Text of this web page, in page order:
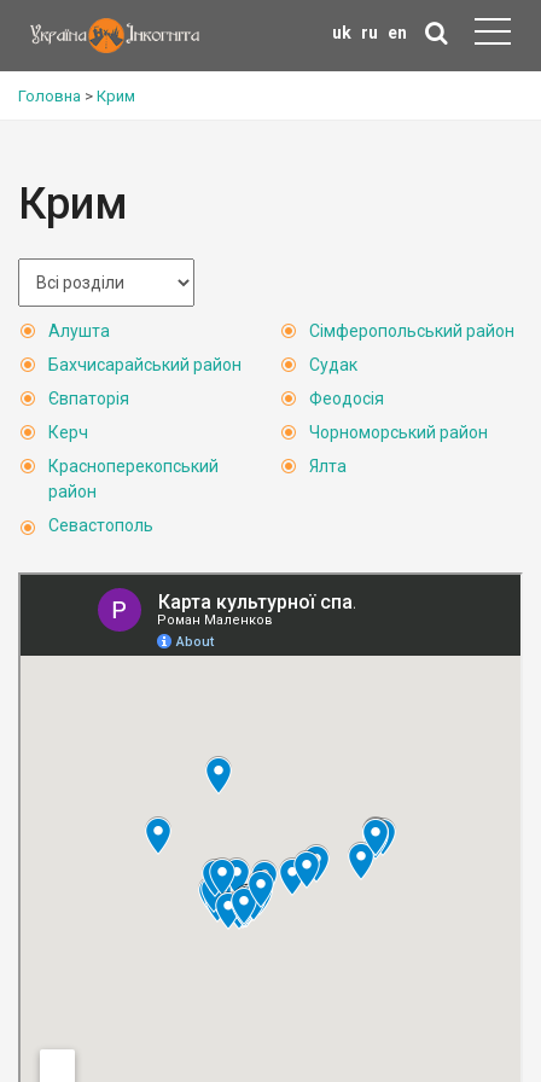
uk ru en
Головна > Крим
Крим
Алушта
Бахчисарайський район
Євпаторія
Керч
Красноперекопський
район
Севастополь
Сімферопольський район
Судак
Феодосія
Чорноморський район
Ялта